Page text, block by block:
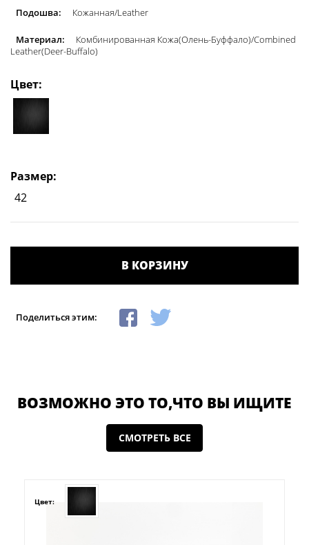
Подошва: Кожанная/Leather
Материал:
Комбинированная Кожа(Олень-Буффало)/Сombined
Leather(Deer-Buffalo)
Цвет:
Размер:
42
В КОРЗИНУ
Поделиться этим:
ВОЗМОЖНО ЭТО ТО,ЧТО ВЫ ИЩИТЕ
СМОТРЕТЬ ВСЕ
Цвет: